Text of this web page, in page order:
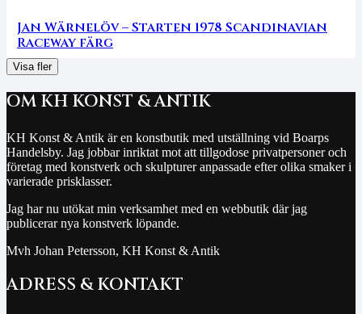
Jan Wärnelöv – Starten 1978 Scandinavian
Raceway färg
Visa fler
OM KH KONST & ANTIK
KH Konst & Antik är en konstbutik med utställning vid Boarps
Handelsby. Jag jobbar inriktat mot att tillgodose privatpersoner och
företag med konstverk och skulpturer anpassade efter olika smaker i
varierade prisklasser.
Jag har nu utökat min verksamhet med en webbutik där jag
publicerar nya konstverk löpande.
Mvh Johan Petersson, KH Konst & Antik
ADRESS & KONTAKT